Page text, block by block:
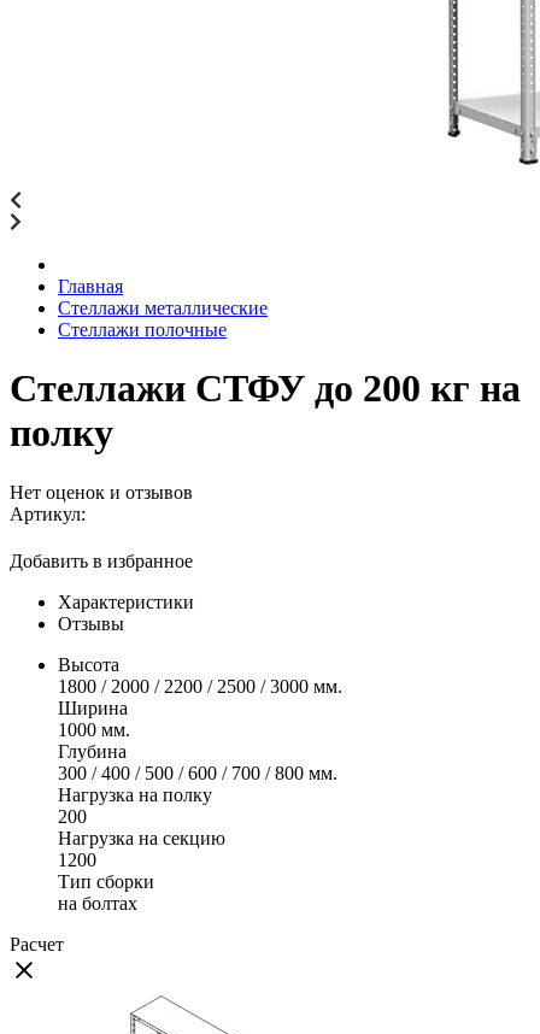
Главная
Стеллажи металлические
Стеллажи полочные
Стеллажи СТФУ до 200 кг на
полку
Нет оценок и отзывов
Артикул:
Добавить в избранное
Характеристики
Отзывы
Высота
1800 / 2000 / 2200 / 2500 / 3000 мм.
Ширина
1000 мм.
Глубина
300 / 400 / 500 / 600 / 700 / 800 мм.
Нагрузка на полку
200
Нагрузка на секцию
1200
Тип сборки
на болтах
Расчет